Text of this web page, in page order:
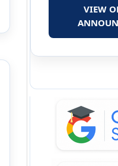
VIEW